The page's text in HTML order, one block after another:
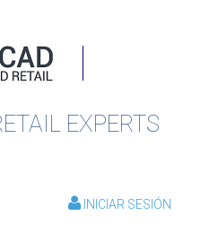
EXPERTS
INICIAR SESIÓN